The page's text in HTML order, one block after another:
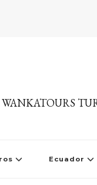
WANKATOURS
Ecuador